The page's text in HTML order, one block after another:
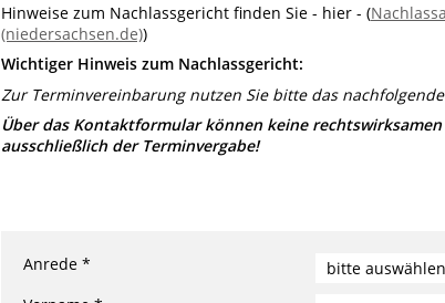
Hinweise zum Nachlassgericht finden Sie - hier - (
(niedersachsen.de))
Wichtiger Hinweis zum Nachlassgericht:
Zur Terminvereinbarung nutzen Sie bitte das
Über das Kontaktformular können keine
ausschließlich der Terminvergabe!
Anrede *